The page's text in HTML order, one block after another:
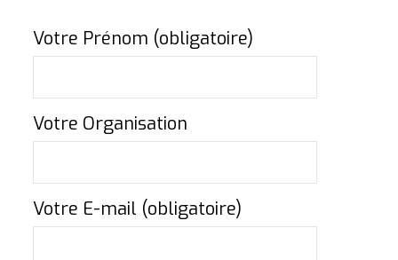
Votre Prénom (obligatoire)
Votre Organisation
Votre E-mail (obligatoire)